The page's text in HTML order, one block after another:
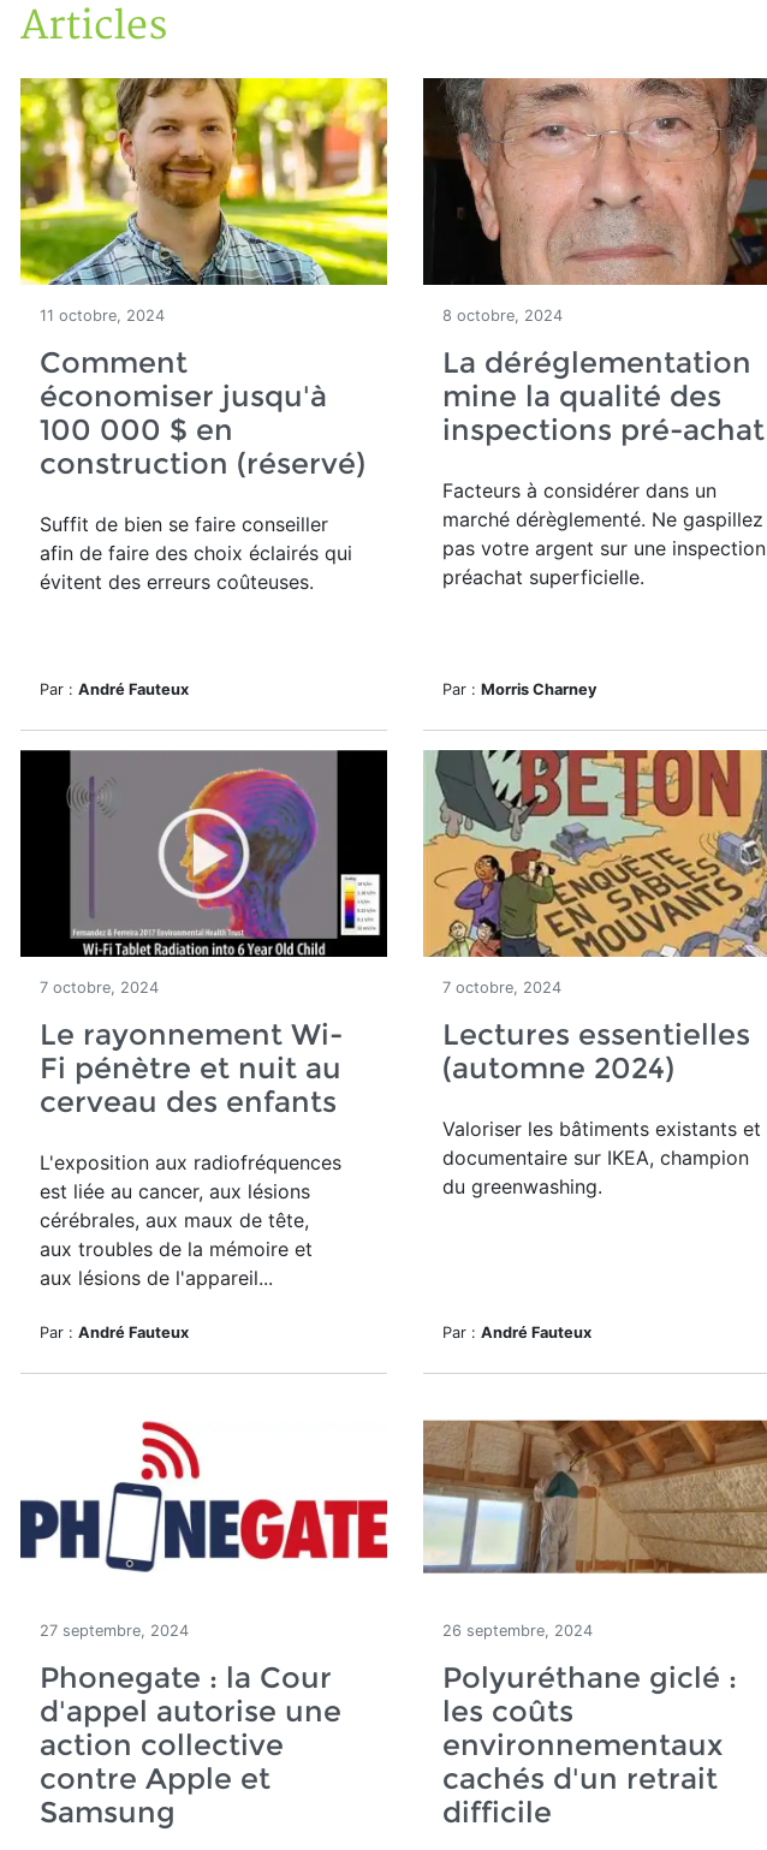
Accueil
Articles
Articles
11 octobre, 2024
Comment
économiser jusqu'à
100 000 $ en
construction (réservé)
Suffit de bien se faire conseiller
afin de faire des choix éclairés qui
évitent des erreurs coûteuses.
Par : André Fauteux
8 octobre, 2024
La déréglementation
mine la qualité des
inspections pré-achat
Facteurs à considérer dans un
marché dérèglementé. Ne gaspillez
pas votre argent sur une inspection
préachat superficielle.
Par : Morris Charney
7 octobre, 2024
Le rayonnement Wi-
Fi pénètre et nuit au
cerveau des enfants
L'exposition aux radiofréquences
est liée au cancer, aux lésions
cérébrales, aux maux de tête,
aux troubles de la mémoire et
aux lésions de l'appareil...
Par : André Fauteux
7 octobre, 2024
Lectures essentielles
(automne 2024)
Valoriser les bâtiments existants et
documentaire sur IKEA, champion
du greenwashing.
Par : André Fauteux
27 septembre, 2024
Phonegate : la Cour
d'appel autorise une
action collective
contre Apple et
Samsung
26 septembre, 2024
Polyuréthane giclé :
les coûts
environnementaux
cachés d'un retrait
difficile